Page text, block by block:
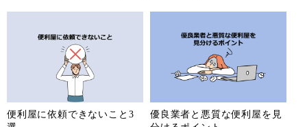
大阪府 兵庫県
奈良県 和歌山県 鳥取県 島根県
便利屋に依頼できないこと3
優良業者と悪質な便利屋を見